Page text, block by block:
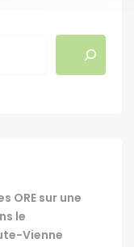
ORE sur une
le
Vienne